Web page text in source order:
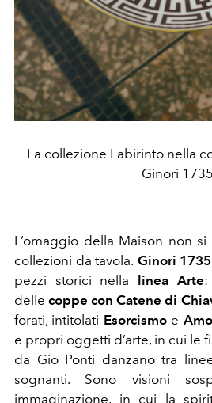
La collezione Labirinto nella
Ginori 1735
L’omaggio della Maison non
collezioni da tavola. Ginori 1735
pezzi storici nella linea Arte:
dellecoppe con Catene di
forati, intitolati Esorcismoe
e propri oggetti d’arte, in cui le
da Gio Ponti danzano tra
sognanti. Sono visioni
immaginazione, in cui la